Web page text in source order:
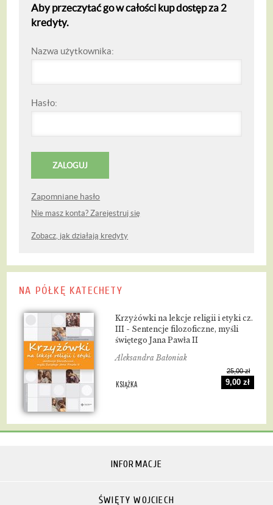
Aby przeczytać go w całości kup dostęp za 2
kredyty.
Nazwa użytkownika:
Hasło:
Zapomniane hasło
Nie masz konta? Zarejestruj się
Zobacz, jak działają kredyty
NA PÓŁKĘ KATECHETY
Krzyżówki na lekcje religii i etyki cz.
III - Sentencje filozoficzne, myśli
świętego Jana Pawła II
Aleksandra Bałoniak
KSIĄŻKA
25,00 zł
9,00 zł
INFORMACJE
ŚWIĘTY WOJCIECH